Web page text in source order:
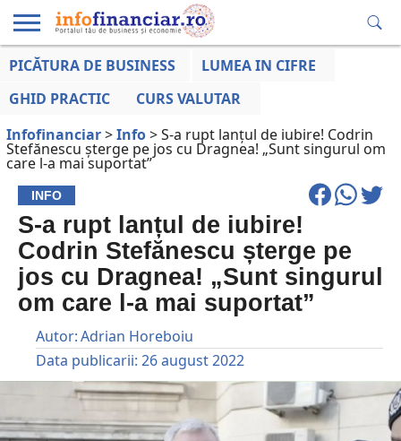
EDUCAȚIE
LA ZI
AFACERILOR
PICĂTURA DE BUSINESS
LUMEA IN CIFRE
GHID PRACTIC
CURS VALUTAR
Infofinanciar>Info>S-a rupt lanțul de iubire! Codrin
Stefănescu șterge pe jos cu Dragnea! „Sunt singurul om
care l-a mai suportat”
INFO
S-a rupt lanțul de iubire!
Codrin Stefănescu șterge pe
jos cu Dragnea! „Sunt singurul
om care l-a mai suportat”
Autor:Adrian Horeboiu
Data publicarii: 26 august 2022